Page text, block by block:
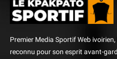
Premier Media Sportif Web ivoirien,
reconnu pour son esprit avant-